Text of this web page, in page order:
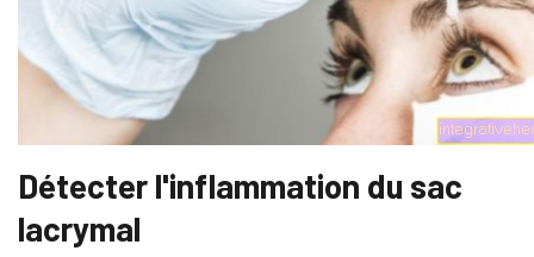
Détecter l'inflammation du sac
lacrymal